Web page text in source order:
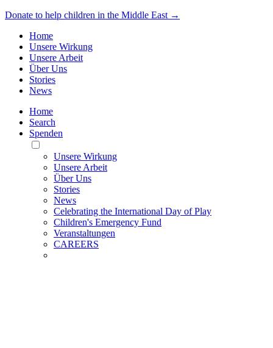
Donate to help children in the Middle East →
Home
Unsere Wirkung
Unsere Arbeit
Über Uns
Stories
News
Home
Search
Spenden
Toggle
Mobile
Menu
Unsere Wirkung
Unsere Arbeit
Über Uns
Stories
News
Celebrating the International Day of Play
Children's Emergency Fund
Veranstaltungen
CAREERS